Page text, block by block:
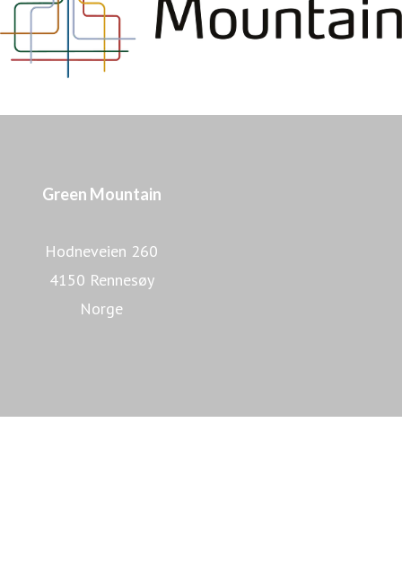
Green Mountain
Hodneveien 260
4150 Rennesøy
Norge